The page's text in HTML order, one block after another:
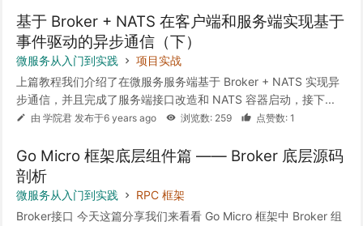
基于 Broker + NATS 在客户端和服务端实现基于
事件驱动的异步通信（下）
微服务从入门到实践
项目实战
上篇教程我们介绍了在微服务服务端基于 Broker + NATS 实现异
步通信，并且完成了服务端接口改造和 NATS 容器启动，接下...
由 学院君 发布于6 years ago 浏览数: 259 点赞数: 1
Go Micro 框架底层组件篇 —— Broker 底层源码
剖析
微服务从入门到实践
RPC 框架
Broker接口 今天这篇分享我们来看看 Go Micro 框架中 Broker 组